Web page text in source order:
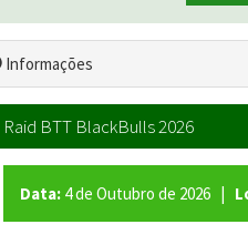
Informações
Raid BTT BlackBulls 2026
Data:4 de Outubro de 2026 |